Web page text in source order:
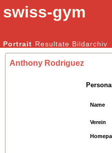
swiss-gym
Kunstturnen Männer |
Portrait Resultate Bildarchiv
Anthony Rodriguez
Name
Verein